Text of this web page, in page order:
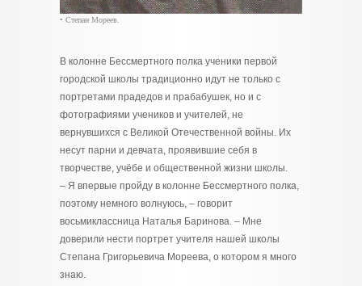
• Степан Мореев.
В колонне Бессмертного полка ученики первой
городской школы традиционно идут не только с
портретами прадедов и прабабушек, но и с
фотографиями учеников и учителей, не
вернувшихся с Великой Отечественной войны. Их
несут парни и девчата, проявившие себя в
творчестве, учёбе и общественной жизни школы.
– Я впервые пройду в колонне Бессмертного полка,
поэтому немного волнуюсь, – говорит
восьмиклассница Наталья Баринова. – Мне
доверили нести портрет учителя нашей школы
Степана Григорьевича Мореева, о котором я много
знаю.